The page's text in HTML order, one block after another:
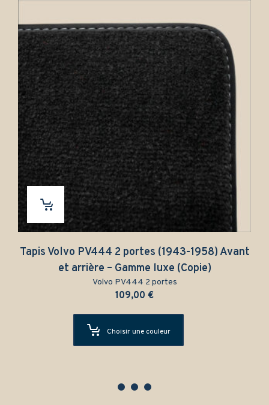
Volvo PV444 2 portes (1943-1958) Avant
et arrière – Gamme luxe (Copie)
Volvo PV444 2 portes
Choisir une couleur
Tapis